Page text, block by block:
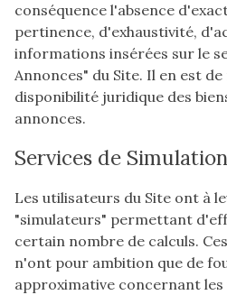
conséquence l'absence
pertinence, d'exhaustivité,
informations insérées sur le
Annonces" du Site. Il en est
disponibilité juridique des
annonces.
Services de
Les utilisateurs du Site ont à
"simulateurs" permettant
certain nombre de calculs.
n'ont pour ambition que de
approximative concernant les